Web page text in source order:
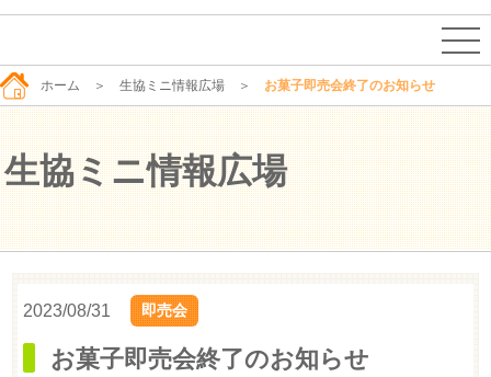
ホーム ＞ 生協ミニ情報広場 ＞ お菓子即売会終了のお知らせ
生協ミニ情報広場
2023/08/31 即売会
お菓子即売会終了のお知らせ